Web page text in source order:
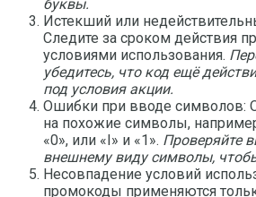
буквы.
Истекший или
Следите за сроком действия
условиями использования.
убедитесь, что код ещё
под условия акции.
Ошибки при вводе символов:
на похожие символы,
«0», или «I» и «1». Проверяйте
внешнему виду символы,
Несовпадение условий
промокоды применяются